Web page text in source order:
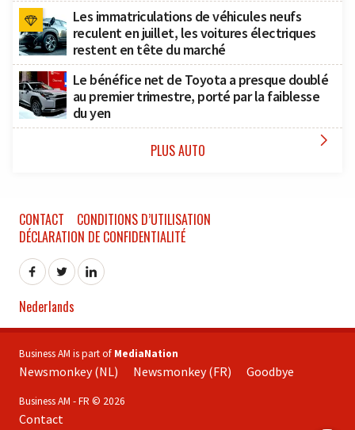
Les immatriculations de véhicules neufs
reculent en juillet, les voitures électriques
restent en tête du marché
Le bénéfice net de Toyota a presque doublé
au premier trimestre, porté par la faiblesse
du yen
PLUS AUTO 
CONTACT
CONDITIONS D’UTILISATION
DÉCLARATION DE CONFIDENTIALITÉ
Nederlands
Business AM is part of MediaNation
Newsmonkey (NL) Newsmonkey (FR) Goodbye
Business AM - FR © 2026
Contact